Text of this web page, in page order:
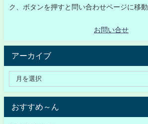
ク、ボタンを押すと問い合わせページに移動
お問い合せ
アーカイブ
おすすめ～ん